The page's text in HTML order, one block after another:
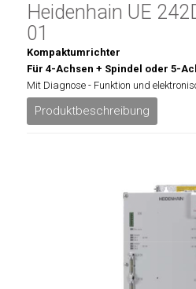
Heidenhain UE
01
Kompaktumrichter
Für 4-Achsen + Spindel oder 5-
Mit Diagnose - Funktion und
Produktbeschreibung